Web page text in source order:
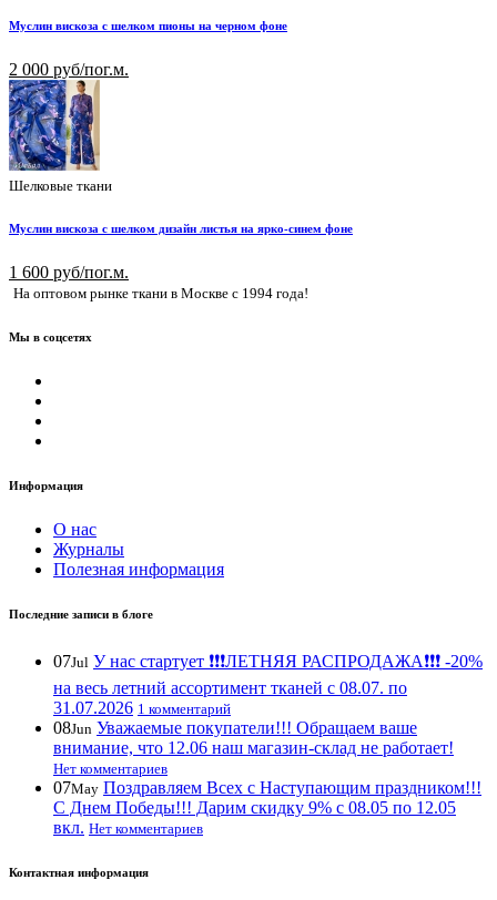
Муслин вискоза с шелком пионы на черном фоне
2 000 руб/пог.м.
Шелковые ткани
Муслин вискоза с шелком дизайн листья на ярко-синем фоне
1 600 руб/пог.м.
На оптовом рынке ткани в Москве с 1994 года!
Мы в соцсетях
Информация
О нас
Журналы
Полезная информация
Последние записи в блоге
07Jul У нас стартует ❗️❗️❗️ЛЕТНЯЯ РАСПРОДАЖА❗️❗️❗️ -20%
на весь летний ассортимент тканей с 08.07. по
31.07.2026 1 комментарий
08Jun Уважаемые покупатели!!! Обращаем ваше
внимание, что 12.06 наш магазин-склад не работает!
Нет комментариев
07May Поздравляем Всех с Наступающим праздником!!!
С Днем Победы!!! Дарим скидку 9% с 08.05 по 12.05
вкл. Нет комментариев
Контактная информация